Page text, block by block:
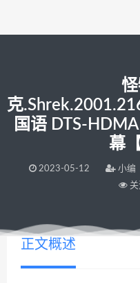
克
国语 DTS-
幕
2023-05-12 小编
关
正文概述